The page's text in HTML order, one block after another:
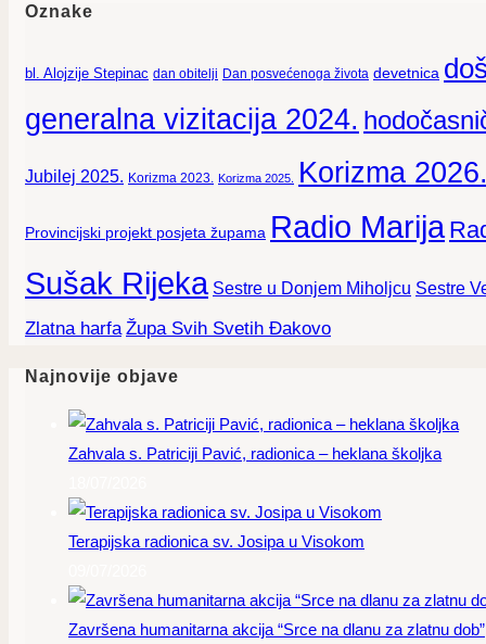
Oznake
bl. Alojzije Stepinac dan obitelji Dan posvećenoga života devetnica
generalna vizitacija 2024.
Jubilej 2025. Korizma 2023. Korizma 2025. Korizma
Provincijski projekt posjeta župama Radio Marija
Sušak Rijeka Sestre u Donjem Miholjcu Sestre
Zlatna harfa Župa Svih Svetih Đakovo
Najnovije objave
Zahvala s. Patriciji Pavić, radionica – heklana školjka
Terapijska radionica sv. Josipa u Visokom
Završena humanitarna akcija “Srce na dlanu za zlatnu dob”